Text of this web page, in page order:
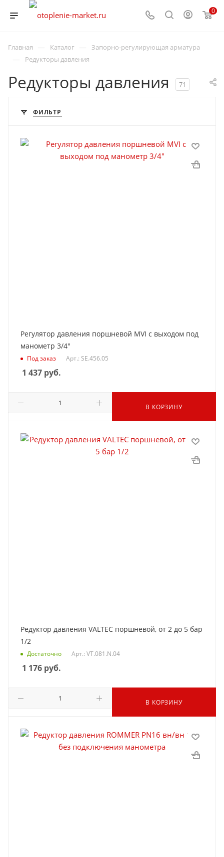
0
Главная — Каталог — Запорно-регулирующая арматура
— Редукторы давления
Редукторы давления 71
ФИЛЬТР
Регулятор давления поршневой MVI с выходом под
манометр 3/4"
Под заказ Арт.: SE.456.05
1 437 руб.
В КОРЗИНУ
Редуктор давления VALTEC поршневой, от 2 до 5 бар
1/2
Достаточно Арт.: VT.081.N.04
1 176 руб.
В КОРЗИНУ